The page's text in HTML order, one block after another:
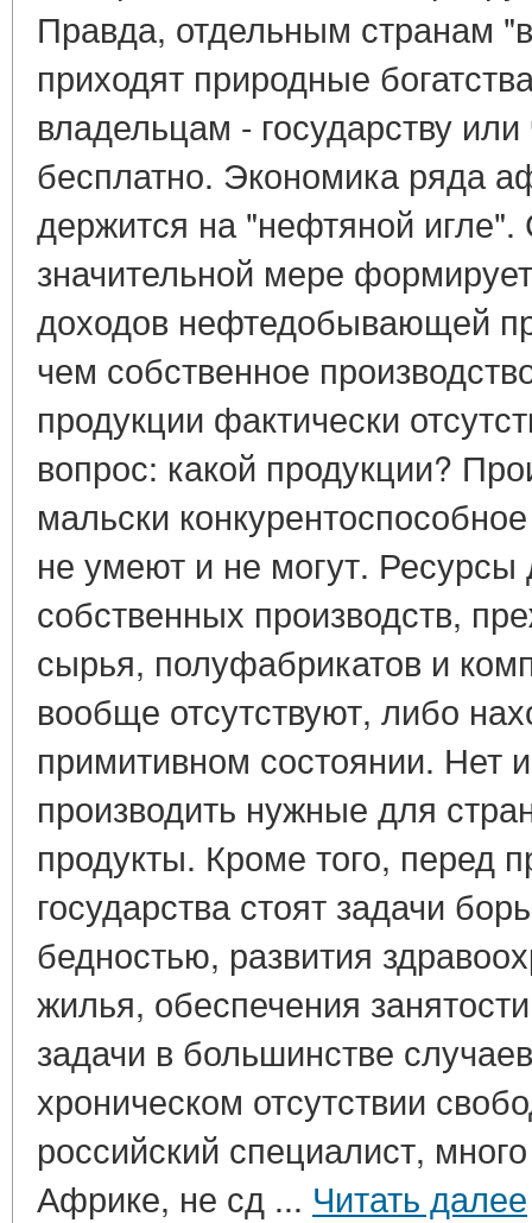
Правда, отдельным странам
приходят природные
владельцам - государству
бесплатно. Экономика ряда
держится на "нефтяной
значительной мере
доходов нефтедобывающей
чем собственное
продукции фактически
вопрос: какой продукции?
мальски
не умеют и не могут. Ресурсы
собственных производств,
сырья, полуфабрикатов и
вообще отсутствуют, либо
примитивном состоянии. Нет
производить нужные для
продукты. Кроме того, перед
государства стоят задачи
бедностью, развития
жилья, обеспечения
задачи в большинстве
хроническом отсутствии
российский специалист,
Африке, не сд ... Читать далее